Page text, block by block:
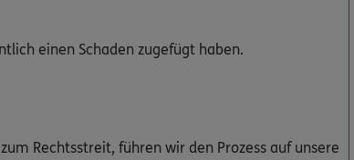
einen Schaden zugefügt haben.
Rechtsstreit, führen wir den Prozess auf unsere